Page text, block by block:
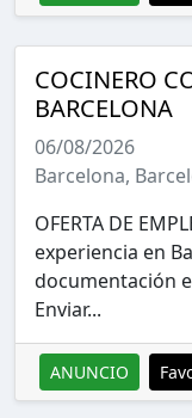
COCINERO
BARCELONA
06/08/2026
Barcelona,
OFERTA DE
experiencia en
documentación
Enviar...
ANUNCIO